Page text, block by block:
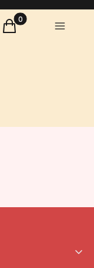
Produkty w
Koszyk Menu